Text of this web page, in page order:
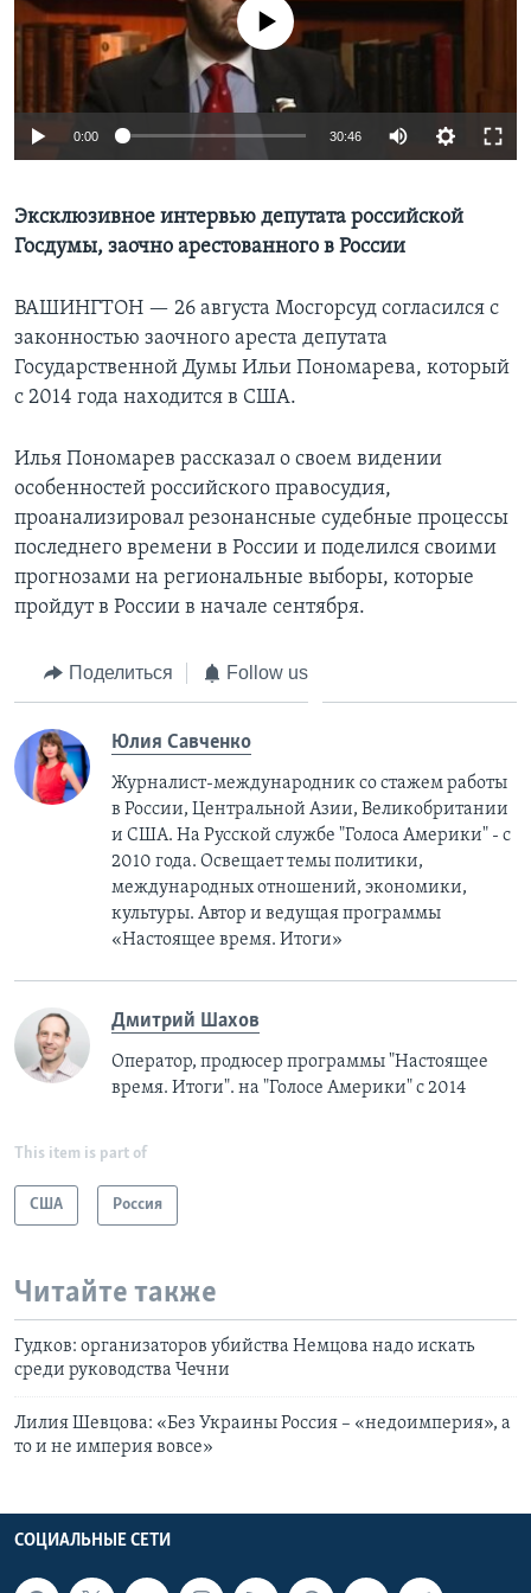
Learning English
СОЦИАЛЬНЫЕ СЕТИ
Языки
No media source currently available
0:00 30:46
Эксклюзивное интервью депутата российской
Госдумы, заочно арестованного в России
ВАШИНГТОН — 26 августа Мосгорсуд согласился с
законностью заочного ареста депутата
Государственной Думы Ильи Пономарева, который
с 2014 года находится в США.
Илья Пономарев рассказал о своем видении
особенностей российского правосудия,
проанализировал резонансные судебные процессы
последнего времени в России и поделился своими
прогнозами на региональные выборы, которые
пройдут в России в начале сентября.
Поделиться Follow us
Юлия Савченко
Журналист-международник cо стажем работы
в России, Центральной Азии, Великобритании
и США. На Русской службе "Голоса Америки" - с
2010 года. Освещает темы политики,
международных отношений, экономики,
культуры. Автор и ведущая программы
«Настоящее время. Итоги»
Дмитрий Шахов
Оператор, продюсер программы "Настоящее
время. Итоги". на "Голосе Америки" с 2014
This item is part of
США Россия
Читайте также
Гудков: организаторов убийства Немцова надо искать
среди руководства Чечни
Лилия Шевцова: «Без Украины Россия – «недоимперия», а
то и не империя вовсе»
СОЦИАЛЬНЫЕ СЕТИ